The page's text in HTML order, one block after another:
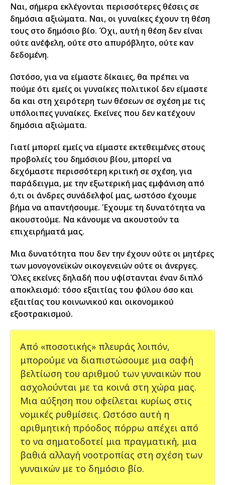
Ναι, σήμερα εκλέγονται περισσότερες θέσεις σε
δημόσια αξιώματα. Ναι, οι γυναίκες έχουν τη θέση
τους στο δημόσιο βίο. Όχι, αυτή η θέση δεν είναι
ούτε ανέφελη, ούτε στο απυρόβλητο, ούτε καν
δεδομένη.
Ωστόσο, για να είμαστε δίκαιες, θα πρέπει να
πούμε ότι εμείς οι γυναίκες πολιτικοί δεν είμαστε
δα και στη χειρότερη των θέσεων σε σχέση με τις
υπόλοιπες γυναίκες. Εκείνες που δεν κατέχουν
δημόσια αξιώματα.
Γιατί μπορεί εμείς να είμαστε εκτεθειμένες στους
προβολείς του δημόσιου βίου, μπορεί να
δεχόμαστε περισσότερη κριτική σε σχέση, για
παράδειγμα, με την εξωτερική μας εμφάνιση από
ό,τι οι άνδρες συνάδελφοί μας, ωστόσο έχουμε
βήμα να απαντήσουμε. Έχουμε τη δυνατότητα να
ακουστούμε. Να κάνουμε να ακουστούν τα
επιχειρήματά μας.
Μια δυνατότητα που δεν την έχουν ούτε οι μητέρες
των μονογονεϊκών οικογενειών ούτε οι άνεργες.
Όλες εκείνες δηλαδή που υφίστανται έναν διπλό
αποκλεισμό: τόσο εξαιτίας του φύλου όσο και
εξαιτίας του κοινωνικού και οικονομικού
εξοστρακισμού.
Από «ποσοτικής» πλευράς λοιπόν,
μπορούμε να διαπιστώσουμε μια σαφή
βελτίωση του αριθμού των γυναικών που
ασχολούνται με τα κοινά στη χώρα μας.
Μια αύξηση που οφείλεται κυρίως στις
νομικές ρυθμίσεις. Ωστόσο αυτή η
αριθμητική πρόοδος πόρρω απέχει από
το να σηματοδοτεί μια πραγματική, μια
βαθιά αλλαγή νοοτροπίας στη σχέση των
γυναικών με το δημόσιο βίο.